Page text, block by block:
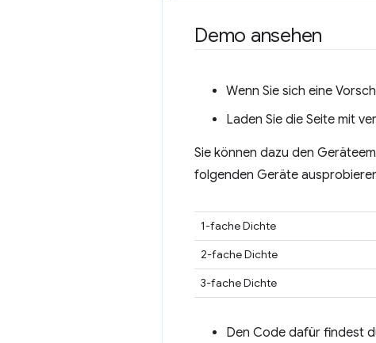
Demo ansehen
Wenn Sie sich eine
Laden Sie die Seite mit
Sie können dazu den
folgenden Geräte
1-fache Dichte
2-fache Dichte
3-fache Dichte
Den Code dafür findest